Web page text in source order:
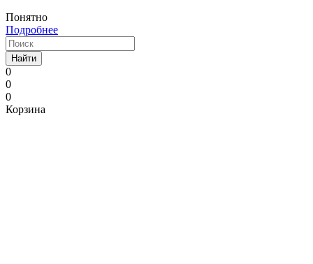
Понятно
Подробнее
Найти
0
0
0
Корзина